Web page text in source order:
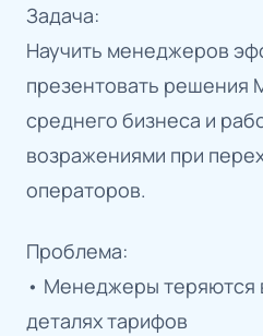
Задача:
Научить менеджеров
презентовать решения
среднего бизнеса и
возражениями при
операторов.
Проблема:
• Менеджеры теряются
деталях тарифов